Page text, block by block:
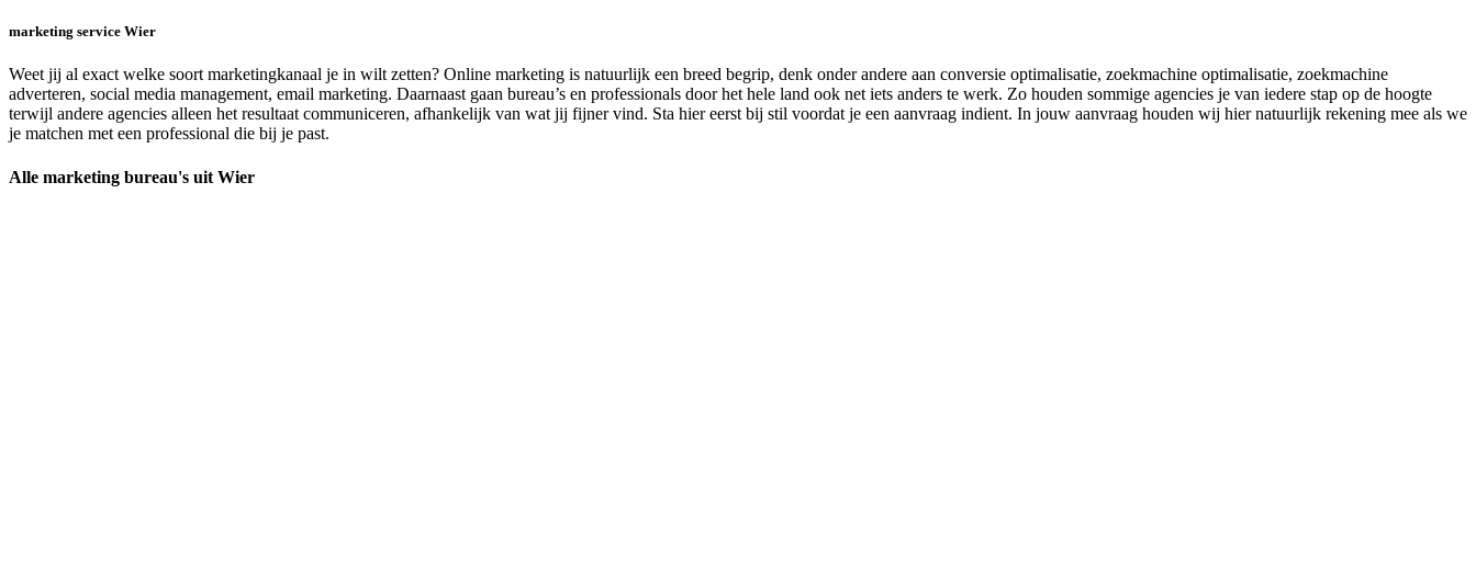
marketing service Wier
Weet jij al exact welke soort marketingkanaal je in wilt zetten? Online marketing is natuurlijk een breed begrip, denk onder andere aan conversie optimalisatie, zoekmachine optimalisatie, zoekmachine
adverteren, social media management, email marketing. Daarnaast gaan bureau’s en professionals door het hele land ook net iets anders te werk. Zo houden sommige agencies je van iedere stap op de hoogte
terwijl andere agencies alleen het resultaat communiceren, afhankelijk van wat jij fijner vind. Sta hier eerst bij stil voordat je een aanvraag indient. In jouw aanvraag houden wij hier natuurlijk rekening mee als we
je matchen met een professional die bij je past.
Alle marketing bureau's uit Wier